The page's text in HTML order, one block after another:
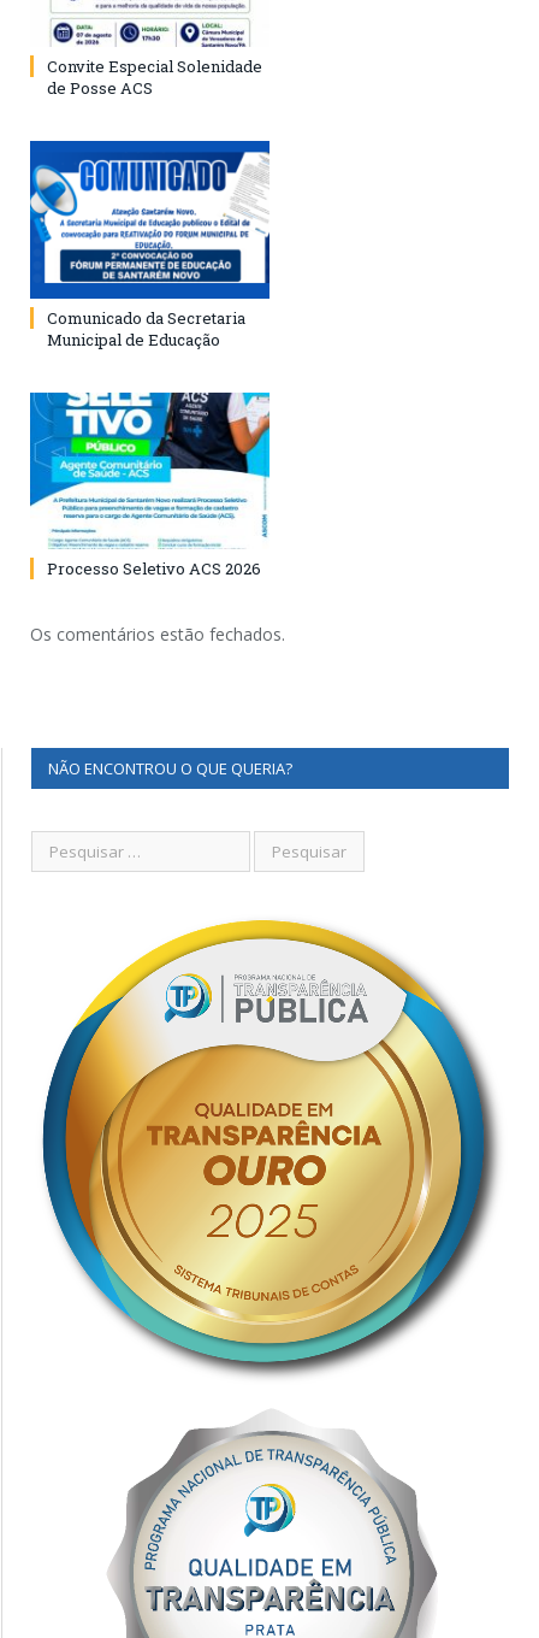
Convite Especial Solenidade
de Posse ACS
Comunicado da Secretaria
Municipal de Educação
Processo Seletivo ACS 2026
Os comentários estão fechados.
NÃO ENCONTROU O QUE QUERIA?